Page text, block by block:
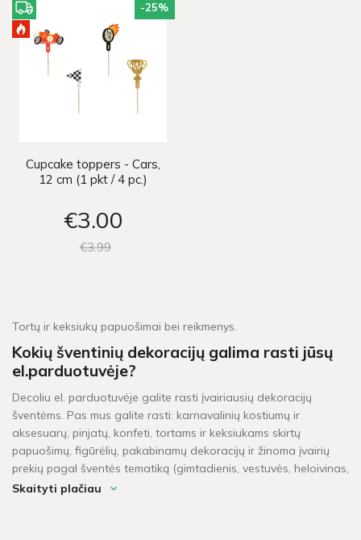
-25%
Cupcake toppers - Cars,
12 cm (1 pkt / 4 pc.)
€3 00
€399
Tortų ir keksiukų papuošimai bei reikmenys.
Kokių šventinių dekoracijų galima rasti jūsų
el.parduotuvėje?
Decoliu el. parduotuvėje galite rasti įvairiausių dekoracijų
šventėms. Pas mus galite rasti: karnavalinių kostiumų ir
aksesuarų, pinjatų, konfeti, tortams ir keksiukams skirtų
papuošimų, figūrėlių, pakabinamų dekoracijų ir žinoma įvairių
prekių pagal šventės tematiką (gimtadienis, vestuvės, heloivinas,
kalėdos, krikštynos, mergvakaris, „baby shower" ir t.t.).
Skaityti plačiau